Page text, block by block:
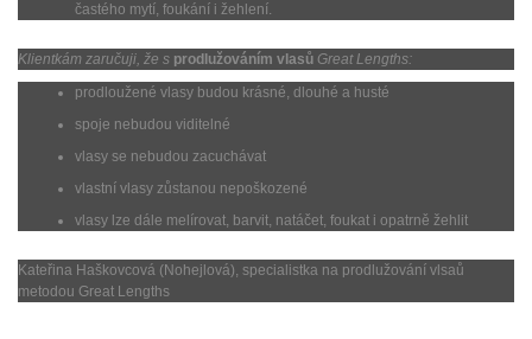
častého mytí, foukání i žehlení.
Klientkám zaručuji, že s prodlužováním vlasů Great Lengths:
prodloužené vlasy budou krásné, dlouhé a husté
spoje nebudou viditelné
vlasy se nebudou zacuchávat
vlastní vlasy zůstanou nepoškozené
vlasy lze dále melírovat, barvit, natáčet, foukat i opatrně žehlit
Kateřina Haškovcová (Nohejlová), specialistka na prodlužování vlsaů
metodou Great Lengths